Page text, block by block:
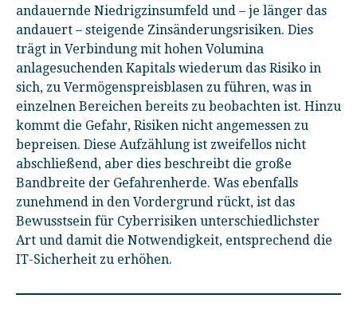
andauernde Niedrigzinsumfeld und – je länger das
andauert – steigende Zinsänderungsrisiken. Dies
trägt in Verbindung mit hohen Volumina
anlagesuchenden Kapitals wiederum das Risiko in
sich, zu Vermögenspreisblasen zu führen, was in
einzelnen Bereichen bereits zu beobachten ist. Hinzu
kommt die Gefahr, Risiken nicht angemessen zu
bepreisen. Diese Aufzählung ist zweifellos nicht
abschließend, aber dies beschreibt die große
Bandbreite der Gefahrenherde. Was ebenfalls
zunehmend in den Vordergrund rückt, ist das
Bewusstsein für Cyberrisiken unterschiedlichster
Art und damit die Notwendigkeit, entsprechend die
IT-Sicherheit zu erhöhen.